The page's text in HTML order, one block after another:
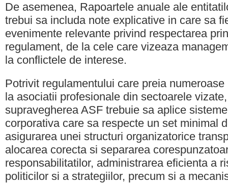
De asemenea, Rapoartele anuale ale
trebui sa includa note explicative in care sa
evenimente relevante privind respectarea
regulament, de la cele care vizeaza
la conflictele de interese.
Potrivit regulamentului care preia
la asociatii profesionale din sectoarele
supravegherea ASF trebuie sa aplice
corporativa care sa respecte un set minimal
asigurarea unei structuri organizatorice
alocarea corecta si separarea
responsabilitatilor, administrarea eficienta a
politicilor si a strategiilor, precum si a